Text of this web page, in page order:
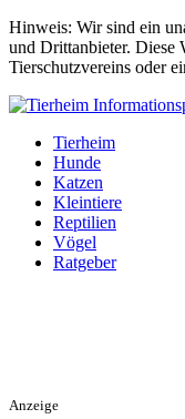
Hinweis: Wir sind ein
und Drittanbieter. Diese
Tierschutzvereins oder
Tierheim
Hunde
Katzen
Kleintiere
Reptilien
Vögel
Ratgeber
Anzeige